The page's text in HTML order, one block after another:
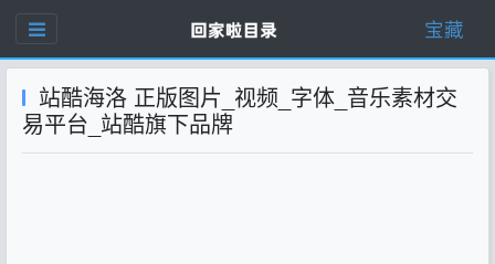
宝藏
站酷海洛 正版图片_视频_字体_音乐素材交
易平台_站酷旗下品牌